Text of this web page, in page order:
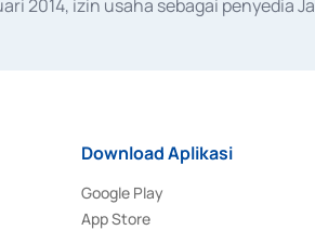
2014, izin usaha sebagai penyedia
Download Aplikasi
Google Play
App Store